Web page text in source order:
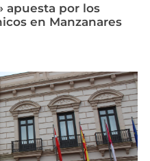
apuesta por los
en Manzanares